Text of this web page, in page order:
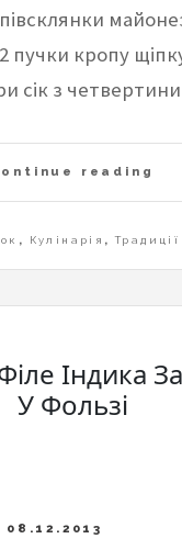
пучки кропу
сік з
reading
, Кулінарія ,Традиції
Індика
У Фользі